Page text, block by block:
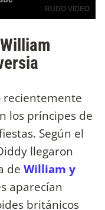
recientemente
los príncipes de
Según el
llegaron
de William y
aparecían
británicos